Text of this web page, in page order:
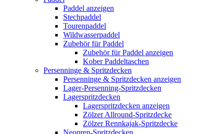
Paddel anzeigen
Stechpaddel
Tourenpaddel
Wildwasserpaddel
Zubehör für Paddel
Zubehör für Paddel anzeigen
Kober Paddeltaschen
Persenninge & Spritzdecken
Persenninge & Spritzdecken anzeigen
Lager-Persenning-Spritzdecken
Lagerspritzdecken
Lagerspritzdecken anzeigen
Zölzer Allround-Spritzdecke
Zölzer Rennkajak-Spritzdecke
Neopren-Spritzdecken